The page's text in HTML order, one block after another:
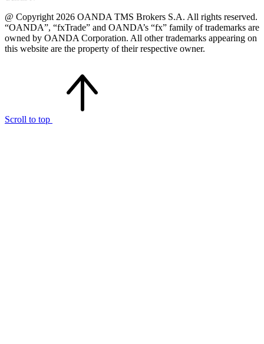
@ Copyright 2026 OANDA TMS Brokers S.A. All rights reserved.
“OANDA”, “fxTrade” and OANDA’s “fx” family of trademarks are
owned by OANDA Corporation. All other trademarks appearing on
this website are the property of their respective owner.
Scroll to top